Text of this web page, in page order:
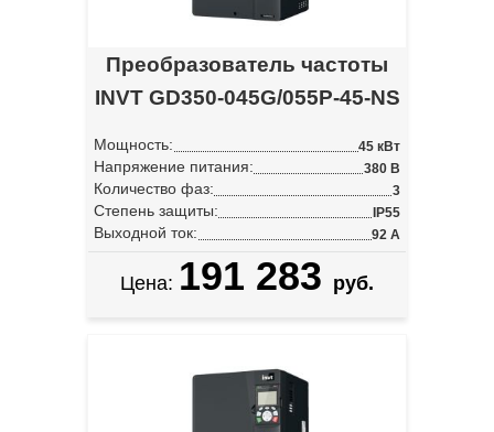
Преобразователь частоты
INVT GD350-045G/055P-45-NS
Мощность: 45 кВт
Напряжение питания: 380 В
Количество фаз: 3
Степень защиты: IP55
Выходной ток: 92 А
Цена: 191 283 руб.